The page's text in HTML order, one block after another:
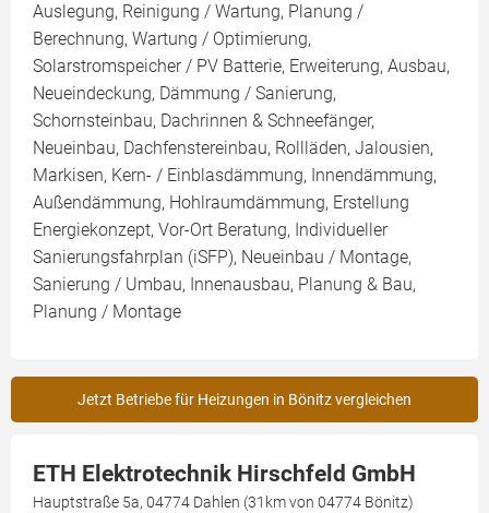
Auslegung, Reinigung / Wartung, Planung /
Berechnung, Wartung / Optimierung,
Solarstromspeicher / PV Batterie, Erweiterung, Ausbau,
Neueindeckung, Dämmung / Sanierung,
Schornsteinbau, Dachrinnen & Schneefänger,
Neueinbau, Dachfenstereinbau, Rollläden, Jalousien,
Markisen, Kern- / Einblasdämmung, Innendämmung,
Außendämmung, Hohlraumdämmung, Erstellung
Energiekonzept, Vor-Ort Beratung, Individueller
Sanierungsfahrplan (iSFP), Neueinbau / Montage,
Sanierung / Umbau, Innenausbau, Planung & Bau,
Planung / Montage
Jetzt Betriebe für Heizungen in Bönitz vergleichen
ETH Elektrotechnik Hirschfeld GmbH
Hauptstraße 5a, 04774 Dahlen (31km von 04774 Bönitz)